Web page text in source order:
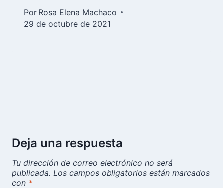
Por Rosa Elena Machado
29 de octubre de 2021
Deja una respuesta
Tu dirección de correo electrónico no será
publicada. Los campos obligatorios están marcados
con *